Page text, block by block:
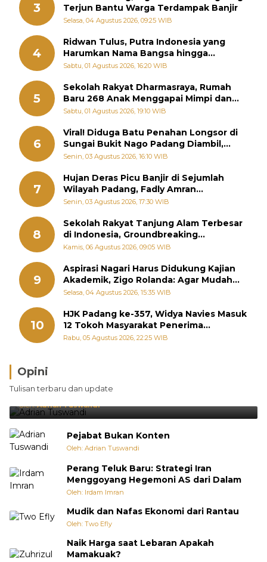
3
Terjun Bantu Warga Terdampak Banjir
Selasa, 04 Agustus 2026, 09:25 WIB
4
Ridwan Tulus, Putra Indonesia yang
Harumkan Nama Bangsa hingga
Diabadikan dalam Buku Jepang
Sabtu, 01 Agustus 2026, 16:20 WIB
5
Sekolah Rakyat Dharmasraya, Rumah
Baru 268 Anak Menggapai Mimpi dan
Memutus Rantai Kemiskinan
Sabtu, 01 Agustus 2026, 19:10 WIB
6
Viral! Diduga Batu Penahan Longsor di
Sungai Bukit Nago Padang Diambil,
Warga Khawatir Bencana Terulang
Senin, 03 Agustus 2026, 16:10 WIB
7
Hujan Deras Picu Banjir di Sejumlah
Wilayah Padang, Fadly Amran
Perintahkan OPD Siaga
Senin, 03 Agustus 2026, 17:30 WIB
8
Sekolah Rakyat Tanjung Alam Terbesar
di Indonesia, Groundbreaking
September
Kamis, 06 Agustus 2026, 09:05 WIB
9
Aspirasi Nagari Harus Didukung Kajian
Akademik, Zigo Rolanda: Agar Mudah
Diperjuangkan di Kementerian
Selasa, 04 Agustus 2026, 15:35 WIB
10
HJK Padang ke-357, Widya Navies Masuk
12 Tokoh Masyarakat Penerima
Penghargaan Pemko Padang
Rabu, 05 Agustus 2026, 22:25 WIB
Opini
Tulisan terbaru dan update
Brasil Lebih Diunggulkan, tetapi Jepang Selalu
Punya Cara Membuat Kejutan
Oleh:Adrian Tuswandi
Pejabat Bukan Konten
Oleh: Adrian Tuswandi
Perang Teluk Baru: Strategi Iran
Menggoyang Hegemoni AS dari Dalam
Oleh: Irdam Imran
Mudik dan Nafas Ekonomi dari Rantau
Oleh: Two Efly
Naik Harga saat Lebaran Apakah
Mamakuak?